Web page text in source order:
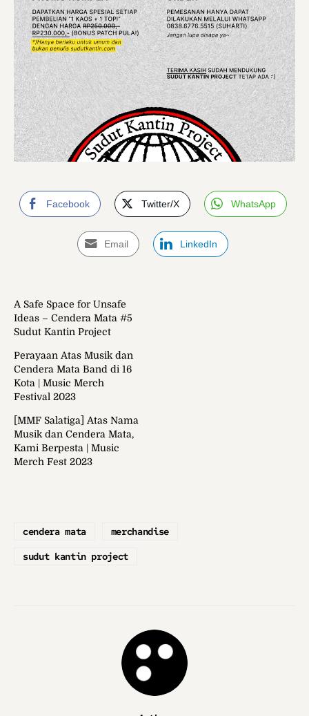
Facebook Twitter/X WhatsApp
Email LinkedIn
A Safe Space for Unsafe
Ideas – Cendera Mata #5
Sudut Kantin Project
Perayaan Atas Musik dan
Cendera Mata Band di 16
Kota | Music Merch
Festival 2023
[MMF Salatiga] Atas Nama
Musik dan Cendera Mata,
Kami Berpesta | Music
Merch Fest 2023
cendera mata
merchandise
sudut kantin project